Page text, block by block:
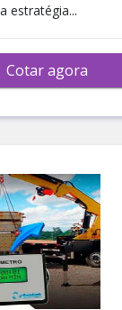
estratégia...
Cotar agora